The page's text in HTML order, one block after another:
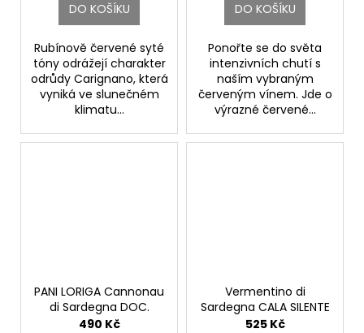
DO KOŠÍKU
Rubínově červené syté
tóny odrážejí charakter
odrůdy Carignano, která
vyniká ve slunečném
klimatu...
DO KOŠÍKU
Ponořte se do světa
intenzivních chutí s
naším vybraným
červeným vínem. Jde o
výrazné červené...
PANI LORIGA Cannonau
di Sardegna DOC.
Santadi
490 Kč
Vermentino di
Sardegna CALA SILENTE
DOC.
525 Kč